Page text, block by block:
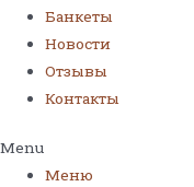
Банкеты
Новости
Отзывы
Контакты
Menu
Меню